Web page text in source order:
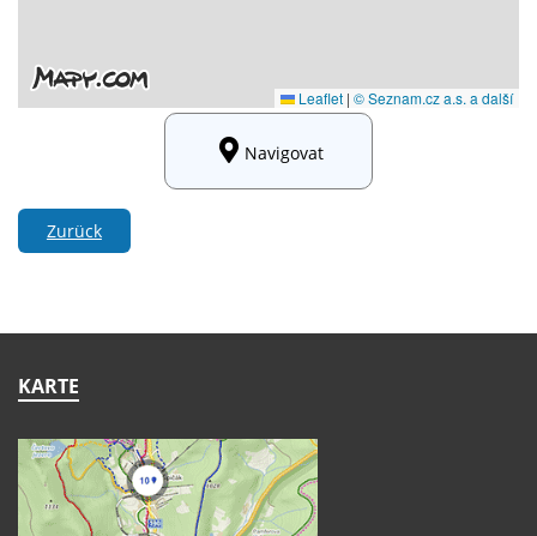
Navigovat
Zurück
KARTE